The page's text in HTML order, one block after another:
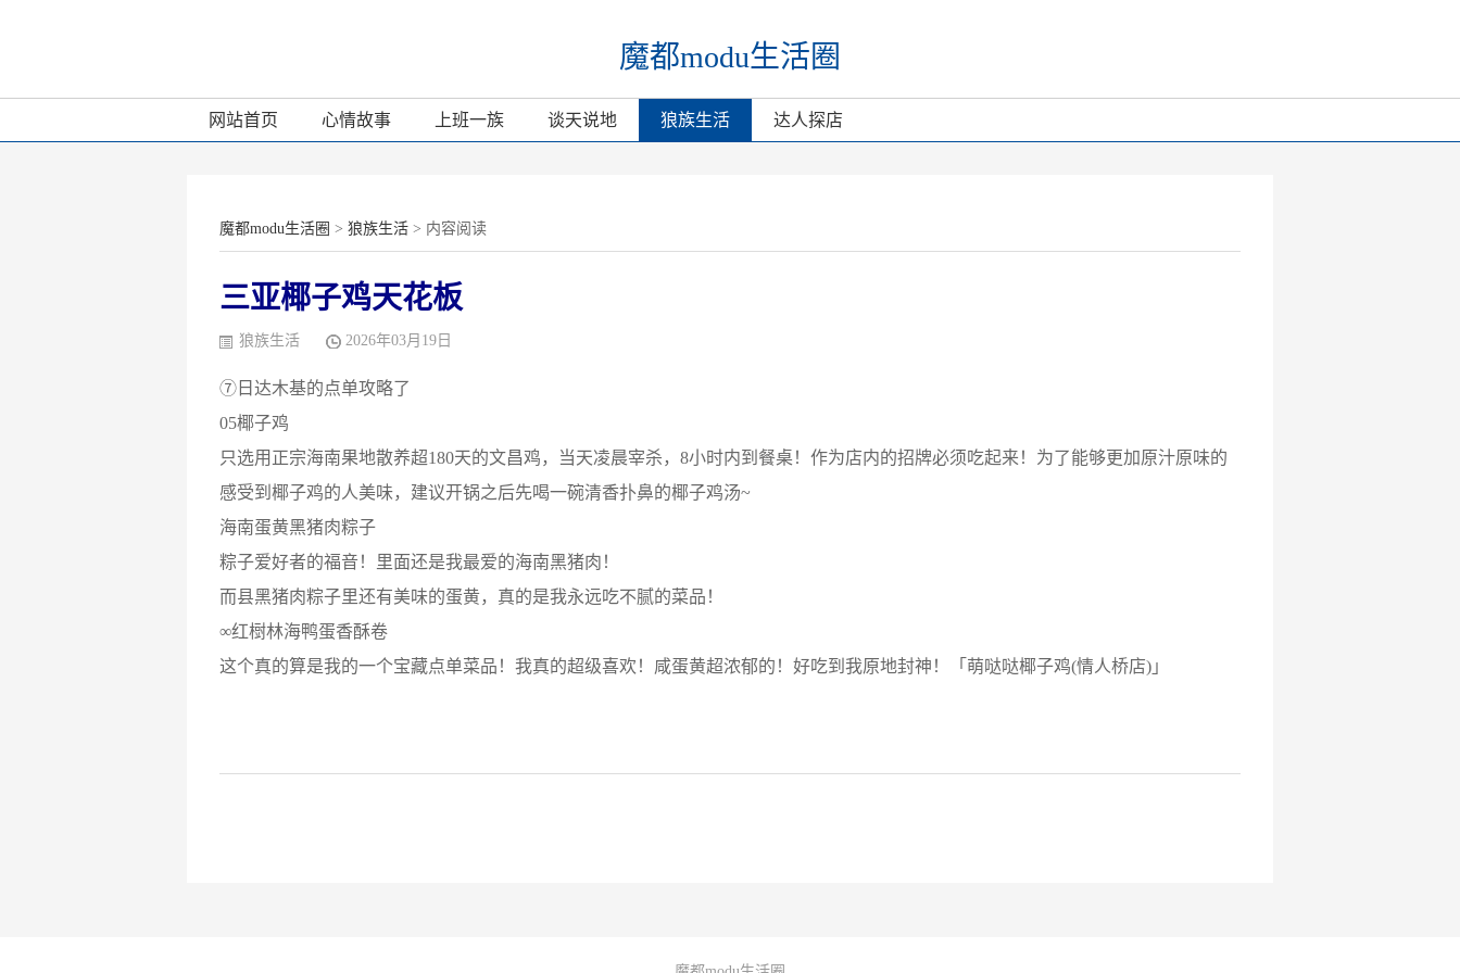
魔都modu生活圈
网站首页 心情故事 上班一族 谈天说地 狼族生活 达人探店
魔都modu生活圈 > 狼族生活 > 内容阅读
三亚椰子鸡天花板
狼族生活 2026年03月19日
⑦日达木基的点单攻略了
05椰子鸡
只选用正宗海南果地散养超180天的文昌鸡，当天凌晨宰杀，8小时内到餐桌！作为店内的招牌必须吃起来！为了能够更加原汁原味的
感受到椰子鸡的人美味，建议开锅之后先喝一碗清香扑鼻的椰子鸡汤~
海南蛋黄黑猪肉粽子
粽子爱好者的福音！里面还是我最爱的海南黑猪肉！
而县黑猪肉粽子里还有美味的蛋黄，真的是我永远吃不腻的菜品！
∞红𣗳林海鸭蛋香酥卷
这个真的算是我的一个宝藏点单菜品！我真的超级喜欢！咸蛋黄超浓郁的！好吃到我原地封神！「萌哒哒椰子鸡(情人桥店)」